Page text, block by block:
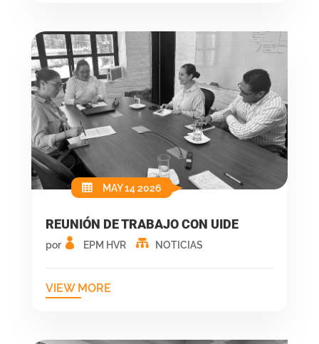
REUNIÓN DE TRABAJO CON UIDE
por EPM HVR
MAY 14 2026
NOTICIAS
VIEW MORE